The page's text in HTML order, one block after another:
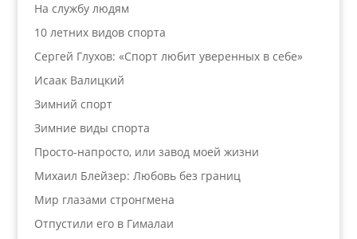
На службу людям
10 летних видов спорта
Сергей Глухов: «Спорт любит уверенных в себе»
Исаак Валицкий
Зимний спорт
Зимние виды спорта
Просто-напросто, или завод моей жизни
Михаил Блейзер: Любовь без границ
Мир глазами стронгмена
Отпустили его в Гималаи